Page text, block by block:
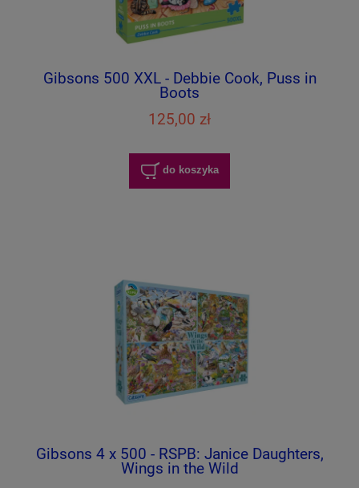
Gibsons 500 XXL - Debbie Cook, Puss in
Boots
125,00 zł
do koszyka
Gibsons 4 x 500 - RSPB: Janice Daughters,
Wings in the Wild